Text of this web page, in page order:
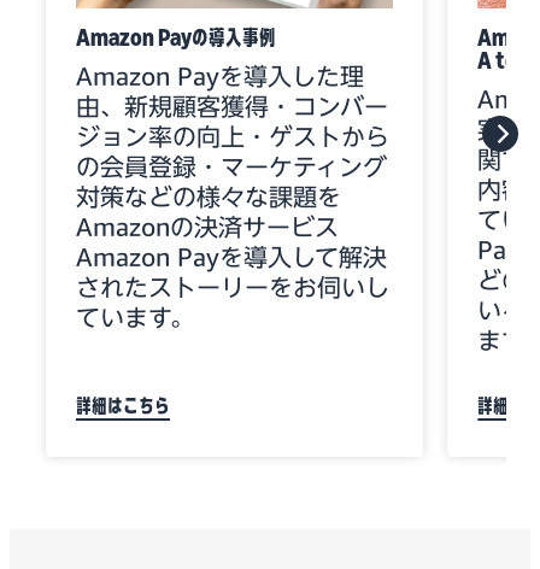
Amazon Payの導入事例
Amazon Payを導入した理
由、新規顧客獲得・コンバー
ジョン率の向上・ゲストから
の会員登録・マーケティング
対策などの様々な課題を
Amazonの決済サービス
Amazon Payを導入して解決
されたストーリーをお伺いし
ています。
詳細はこちら
A to Z
実装
関す
内容
てい
Pay
どの
いる
ます
詳細は